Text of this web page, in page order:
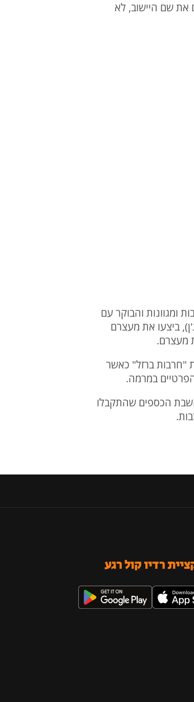
את שם היישוב, לא
ומגוונות והבוקר עם
ובית ג'ן), ביצעו את מעצרם
מעצרם.
"חרבות ברזל" כאשר
במרמה.
הכספים שהתקבלו
רדיו קול רגע